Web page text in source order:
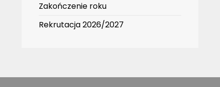
Zakończenie roku
Rekrutacja 2026/2027